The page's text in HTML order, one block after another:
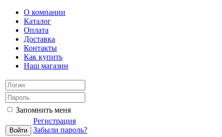
О компании
Каталог
Оплата
Доставка
Контакты
Как купить
Наш магазин
Запомнить меня
Регистрация
Забыли пароль?